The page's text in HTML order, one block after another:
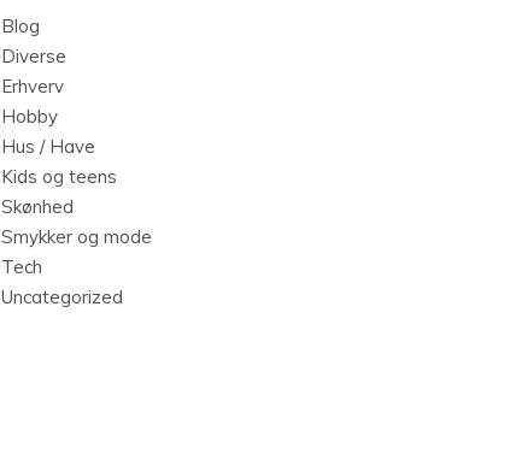
Blog
Diverse
Erhverv
Hobby
Hus / Have
Kids og teens
Skønhed
Smykker og mode
Tech
Uncategorized